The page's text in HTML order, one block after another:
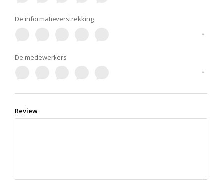
De informatieverstrekking
-
De medewerkers
-
Review